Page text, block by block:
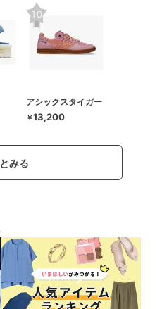
アシックスタイガー
￥13,200
みる